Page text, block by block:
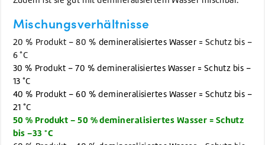
Mischungsverhältnisse
20 % Produkt – 80 % demineralisiertes Wasser = Schutz bis –
6 °C
30 % Produkt – 70 % demineralisiertes Wasser = Schutz bis –
13 °C
40 % Produkt – 60 % demineralisiertes Wasser = Schutz bis –
21 °C
50 % Produkt – 50 % demineralisiertes Wasser = Schutz
bis –33 °C